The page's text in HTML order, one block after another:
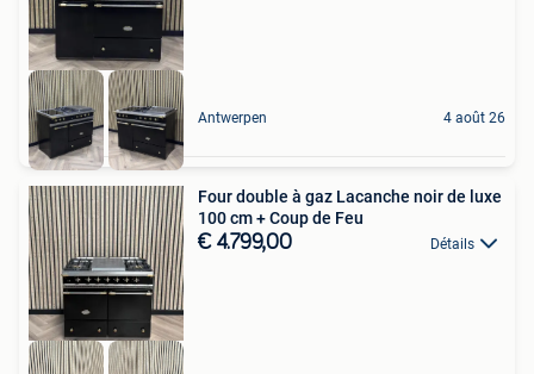
Antwerpen 4 août 26
Four double à gaz Lacanche noir de luxe
100 cm + Coup de Feu
€ 4.799,00 Détails